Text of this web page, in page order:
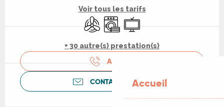
Accueil
Voir tous les tarifs
Air conditionné
Lave linge
Télévision
+ 30 autre(s) prestation(s)
APPELER
CONTACTEZ-NOUS